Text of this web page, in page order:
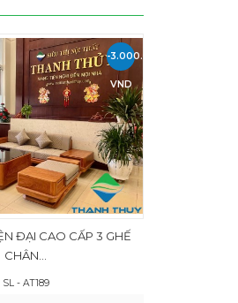
-3.000.000
VND
ĐẠI CAO CẤP 3 GHẾ
CHÂN...
SL - AT189